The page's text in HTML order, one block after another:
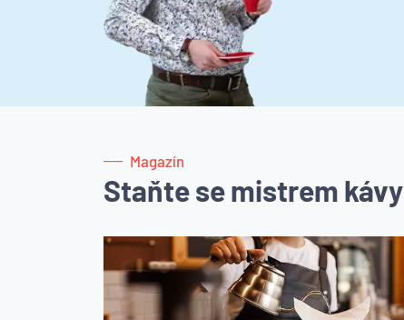
Magazín
Staňte se mistrem kávy